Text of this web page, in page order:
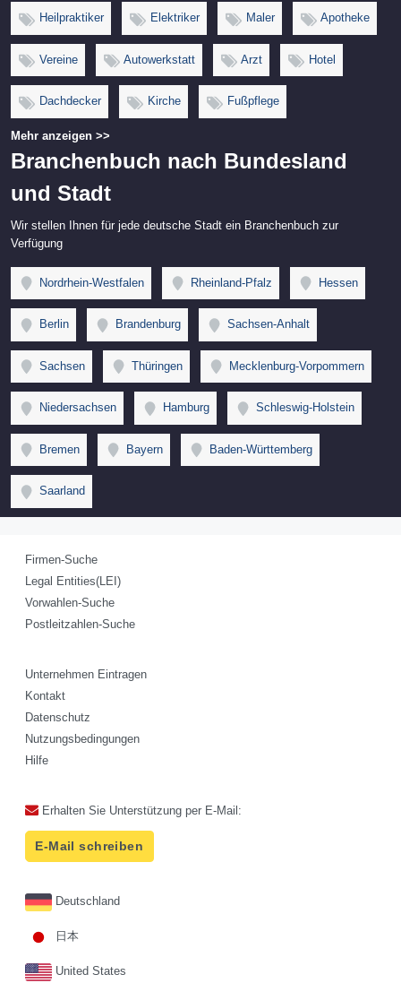
Heilpraktiker Elektriker Maler Apotheke
Vereine Autowerkstatt Arzt Hotel
Dachdecker Kirche Fußpflege
Mehr anzeigen >>
Branchenbuch nach Bundesland
und Stadt
Wir stellen Ihnen für jede deutsche Stadt ein Branchenbuch zur
Verfügung
Nordrhein-Westfalen Rheinland-Pfalz Hessen
Berlin Brandenburg Sachsen-Anhalt
Sachsen Thüringen Mecklenburg-Vorpommern
Niedersachsen Hamburg Schleswig-Holstein
Bremen Bayern Baden-Württemberg
Saarland
Firmen-Suche
Legal Entities(LEI)
Vorwahlen-Suche
Postleitzahlen-Suche
Unternehmen Eintragen
Kontakt
Datenschutz
Nutzungsbedingungen
Hilfe
Erhalten Sie Unterstützung per E-Mail:
E-Mail schreiben
Deutschland
日本
United States